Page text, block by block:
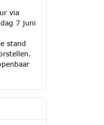
via
7 juni
stand